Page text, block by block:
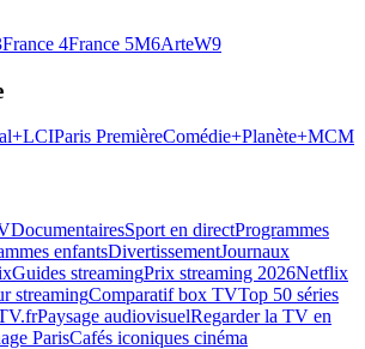
France 4France 5M6ArteW9
LCIParis PremièreComédie+Planète+MCM
DocumentairesSport en directProgrammes
enfantsDivertissementJournaux
Guides streamingPrix streaming 2026Netflix
streamingComparatif box TVTop 50 séries
Paysage audiovisuelRegarder la TV en
ParisCafés iconiques cinéma